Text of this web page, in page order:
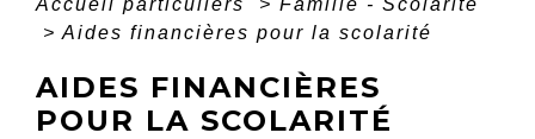
Accueil particuliers > Famille - Scolarité
> Aides financières pour la scolarité
AIDES FINANCIÈRES
POUR LA SCOLARITÉ